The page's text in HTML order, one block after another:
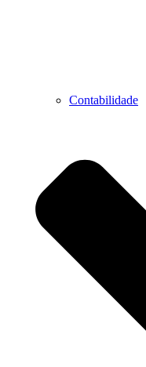
Contabilidade